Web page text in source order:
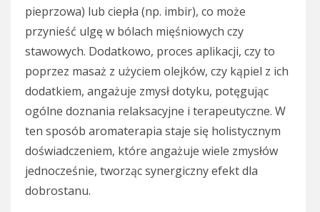
pieprzowa) lub ciepła (np. imbir), co może
przynieść ulgę w bólach mięśniowych czy
stawowych. Dodatkowo, proces aplikacji, czy to
poprzez masaż z użyciem olejków, czy kąpiel z ich
dodatkiem, angażuje zmysł dotyku, potęgując
ogólne doznania relaksacyjne i terapeutyczne. W
ten sposób aromaterapia staje się holistycznym
doświadczeniem, które angażuje wiele zmysłów
jednocześnie, tworząc synergiczny efekt dla
dobrostanu.